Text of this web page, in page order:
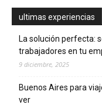
ultimas experiencias
La solución perfecta:
trabajadores en tu
9 diciembre, 2025
Buenos Aires para
ver